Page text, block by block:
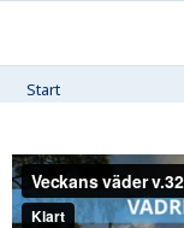
Start